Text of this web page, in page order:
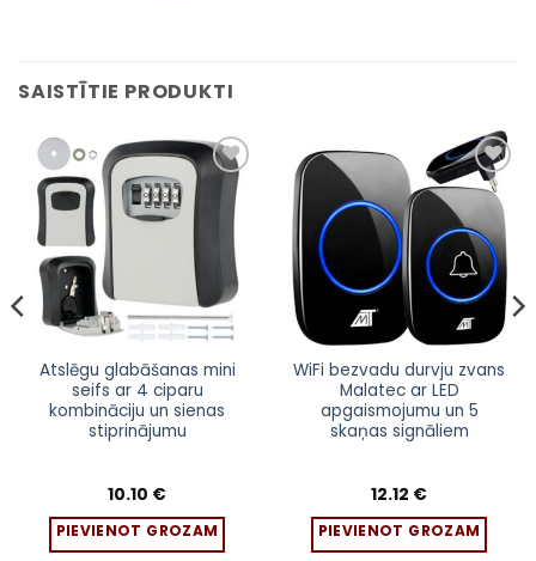
SAISTĪTIE PRODUKTI
Pievienot
sarakstam
Atslēgu glabāšanas mini
seifs ar 4 ciparu
kombināciju un sienas
stiprinājumu
10.10 €
PIEVIENOT GROZAM
Pievienot
sarakstam
WiFi bezvadu durvju zvans
Malatec ar LED
apgaismojumu un 5
skaņas signāliem
12.12 €
PIEVIENOT GROZAM